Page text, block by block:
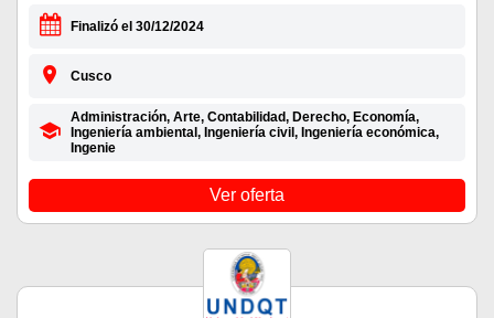
Finalizó el 30/12/2024
Cusco
Administración, Arte, Contabilidad, Derecho, Economía,
Ingeniería ambiental, Ingeniería civil, Ingeniería económica,
Ingenie
Ver oferta